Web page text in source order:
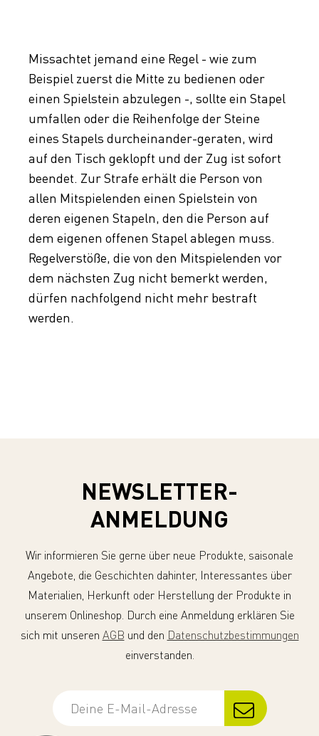
Missachtet jemand eine Regel - wie zum
Beispiel zuerst die Mitte zu bedienen oder
einen Spielstein abzulegen -, sollte ein Stapel
umfallen oder die Reihenfolge der Steine
eines Stapels durcheinander-geraten, wird
auf den Tisch geklopft und der Zug ist sofort
beendet. Zur Strafe erhält die Person von
allen Mitspielenden einen Spielstein von
deren eigenen Stapeln, den die Person auf
dem eigenen offenen Stapel ablegen muss.
Regelverstöße, die von den Mitspielenden vor
dem nächsten Zug nicht bemerkt werden,
dürfen nachfolgend nicht mehr bestraft
werden.
NEWSLETTER-
ANMELDUNG
Wir informieren Sie gerne über neue Produkte, saisonale
Angebote, die Geschichten dahinter, Interessantes über
Materialien, Herkunft oder Herstellung der Produkte in
unserem Onlineshop. Durch eine Anmeldung erklären Sie
sich mit unseren AGB und den Datenschutzbestimmungen
einverstanden.